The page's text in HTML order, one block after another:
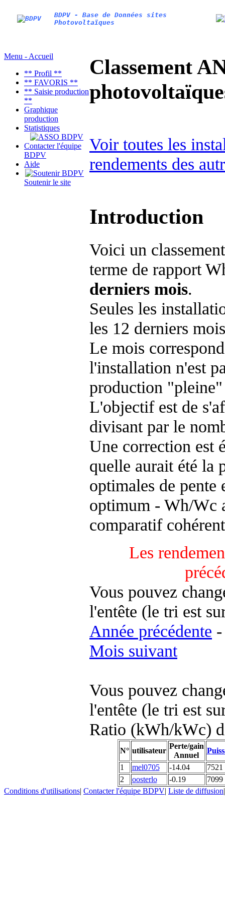
BDPV - Base de Données sites
Photovoltaïques
Menu - Accueil
** Profil **
** FAVORIS **
** Saisie production
**
Graphique
production
Statistiques
Contacter l'équipe
BDPV
Aide
Soutenir le site
Classement
Voir toutes les
rendements des
Introduction
Voici un
terme de rapport
derniers mois.
Seules les
les 12 derniers
Le mois
l'installation n'est
production "pleine"
L'objectif est de
divisant par le
Une correction est
quelle aurait été la
optimales de
optimum - Wh/Wc
comparatif
Les
Vous pouvez
l'entête (le tri est
Année précédente -
Mois suivant
Vous pouvez
l'entête (le tri est
Ratio (kWh/kWc)
N° utilisateur
Perte/gain
Annuel
1
mel0705 -14.04
7521
2
oosterlo -0.19
7099
Conditions d'utilisations| Contacter l'équipe BDPV| Liste de diffusion